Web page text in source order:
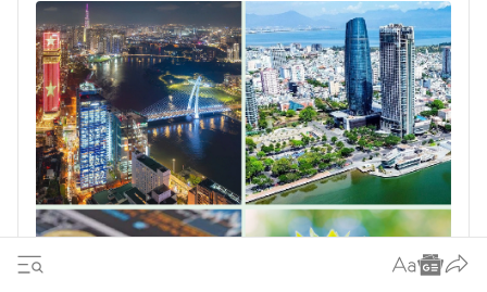
Quyết sách đúng phải được chuyển hóa